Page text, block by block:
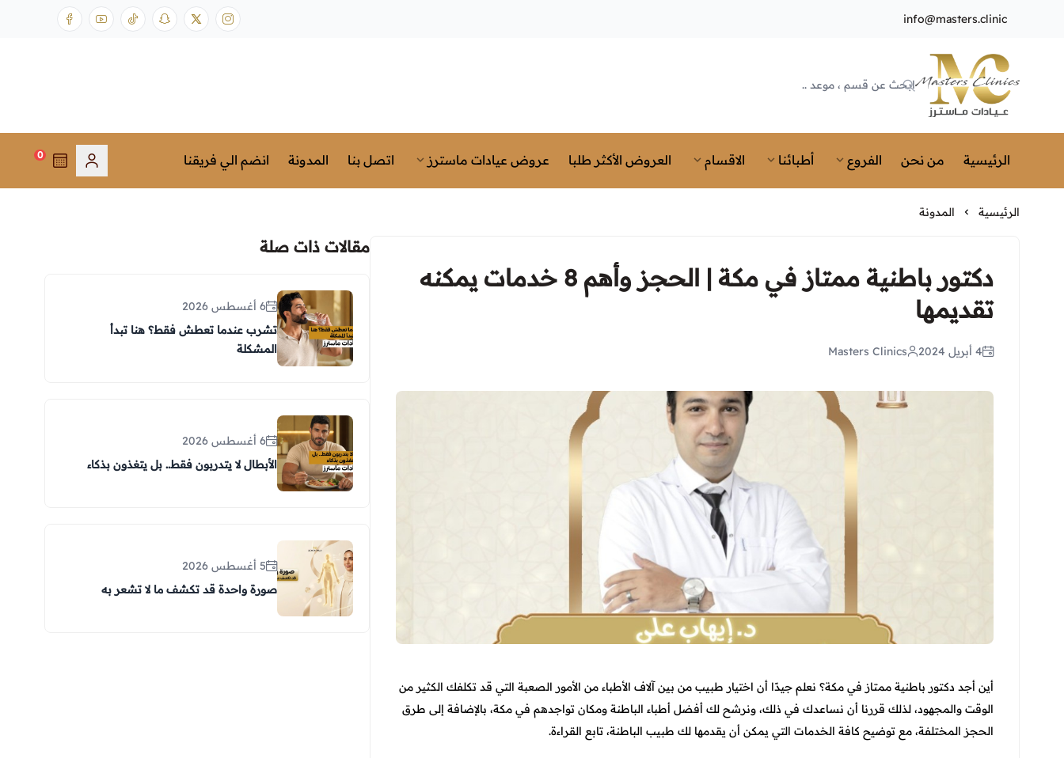
info@masters.clinic
Masters Clinics
الرئيسية من نحن الفروع أطبائنا الاقسام العروض الأكثر طلبا عروض عيادات ماسترز اتصل بنا المدونة انضم الي فريقنا 0
الرئيسية المدونة
دكتور باطنية ممتاز في مكة | الحجز وأهم 8 خدمات يمكنه
تقديمها
4 أبريل 2024 Masters Clinics
أين أجد دكتور باطنية ممتاز في مكة؟ نعلم جيدًا أن اختيار طبيب من بين آلاف الأطباء من الأمور الصعبة التي قد تكلفك الكثير من
الوقت والمجهود، لذلك قررنا أن نساعدك في ذلك، ونرشح لك أفضل أطباء الباطنة ومكان تواجدهم في مكة، بالإضافة إلى طرق
الحجز المختلفة، مع توضيح كافة الخدمات التي يمكن أن يقدمها لك طبيب الباطنة، تابع القراءة.
مقالات ذات صلة
6 أغسطس 2026
تشرب عندما تعطش فقط؟ هنا تبدأ
المشكلة
6 أغسطس 2026
الأبطال لا يتدربون فقط.. بل يتغذون بذكاء
5 أغسطس 2026
صورة واحدة قد تكشف ما لا تشعر به